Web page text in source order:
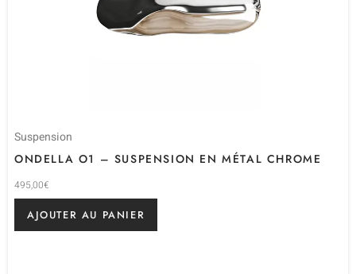
Suspension
ONDELLA O1 – SUSPENSION EN MÉTAL CHROME
495,00€
AJOUTER AU PANIER